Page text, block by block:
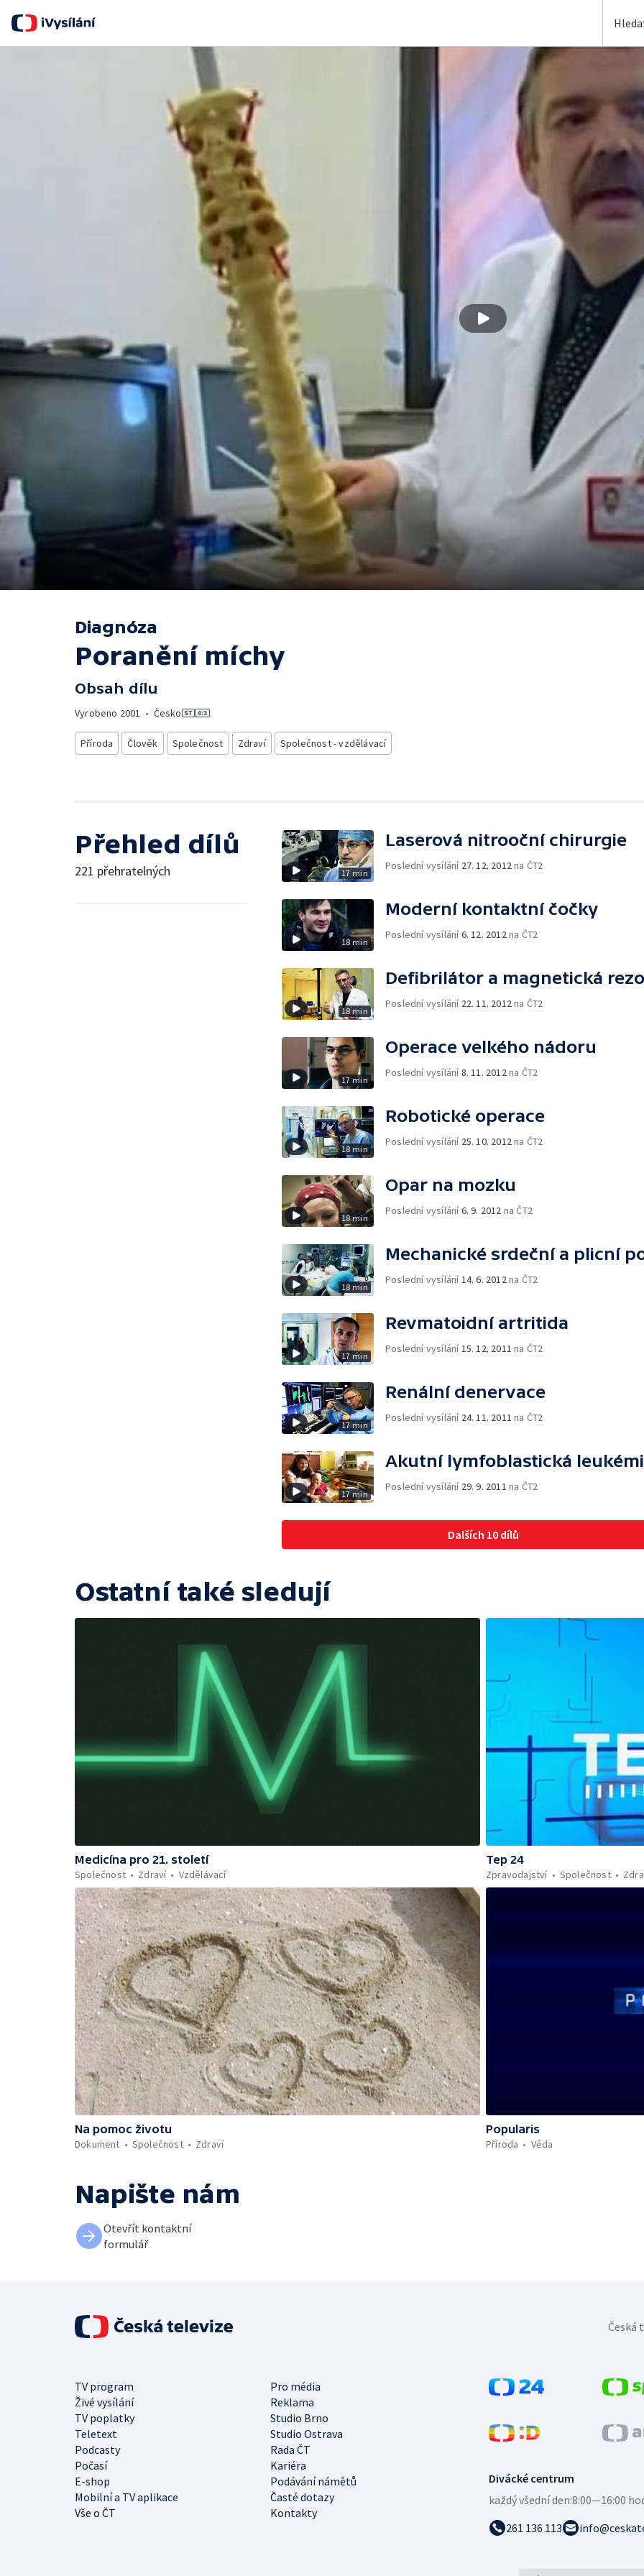
Diagnóza
Poranění míchy
Obsah dílu
Vyrobeno 2001 • Česko
Příroda Člověk Společnost Zdraví Společnost - vzdělávací
Přehled dílů
221 přehratelných 17 min
Laserová nitrooční chirurgie
Poslední vysílání 27. 12. 2012 na ČT2
18 min
Moderní kontaktní čočky
Poslední vysílání6. 12. 2012 na ČT2
18 min
Defibrilátor a magnetická
Poslední vysílání 22. 11. 2012 na ČT2
17 min
Operace velkého nádoru
Poslední vysílání8. 11. 2012 na ČT2
18 min
Robotické operace
Poslední vysílání 25. 10. 2012 na ČT2
18 min
Opar na mozku
Poslední vysílání6. 9. 2012 na ČT2
18 min
Mechanické srdeční a plicní
Poslední vysílání 14. 6. 2012 na ČT2
17 min
Revmatoidní artritida
Poslední vysílání 15. 12. 2011 na ČT2
17 min
Renální denervace
Poslední vysílání 24. 11. 2011 na ČT2
17 min
Akutní lymfoblastická
Poslední vysílání 29. 9. 2011 na ČT2
Dalších 10 dílů
Ostatní také sledují
Medicína pro 21. století
Společnost
Zdraví Vzdělávací
Tep 24
Zpravodajství
Společnost
Na pomoc životu
Dokument
Společnost Zdraví
Popularis
Příroda
Věda
Napište nám
Otevřít kontaktní
formulář
Divácké centrum
každý všední den:8:00—16:00
261 136 113
TV program
Pro média
Živé vysílání
Reklama
TV poplatky
Studio Brno
Teletext
Studio Ostrava
Podcasty
Rada ČT
Počasí
Kariéra
E-shop
Podávání námětů
Mobilní a TV aplikace
Časté dotazy
Vše o ČT
Kontakty
Česká